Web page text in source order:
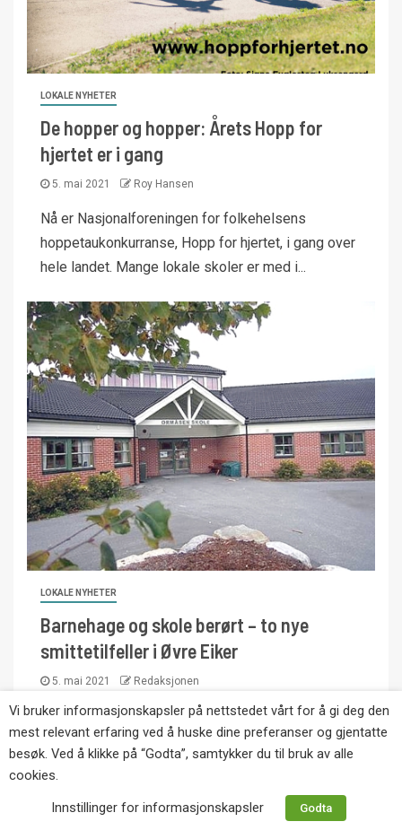
LOKALE NYHETER
De hopper og hopper: Årets Hopp for
hjertet er i gang
5. mai 2021 Roy Hansen
Nå er Nasjonalforeningen for folkehelsens
hoppetaukonkurranse, Hopp for hjertet, i gang over
hele landet. Mange lokale skoler er med i...
LOKALE NYHETER
Barnehage og skole berørt – to nye
smittetilfeller i Øvre Eiker
5. mai 2021 Redaksjonen
Kommuneoverlegen melder om at det har blitt
bekreftet to nye smittetilfelle med koronavirus i
Øvre Eiker det siste døgnet.
Vi bruker informasjonskapsler på nettstedet vårt for å gi deg den
mest relevant erfaring ved å huske dine preferanser og gjentatte
besøk. Ved å klikke på “Godta”, samtykker du til bruk av alle
cookies.
Innstillinger for informasjonskapsler
Godta